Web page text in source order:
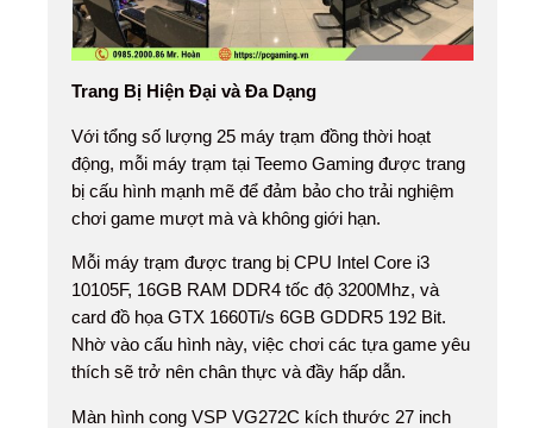
Trang Bị Hiện Đại và Đa Dạng
Với tổng số lượng 25 máy trạm đồng thời hoạt
động, mỗi máy trạm tại Teemo Gaming được trang
bị cấu hình mạnh mẽ để đảm bảo cho trải nghiệm
chơi game mượt mà và không giới hạn.
Mỗi máy trạm được trang bị CPU Intel Core i3
10105F, 16GB RAM DDR4 tốc độ 3200Mhz, và
card đồ họa GTX 1660Ti/s 6GB GDDR5 192 Bit.
Nhờ vào cấu hình này, việc chơi các tựa game yêu
thích sẽ trở nên chân thực và đầy hấp dẫn.
Màn hình cong VSP VG272C kích thước 27 inch